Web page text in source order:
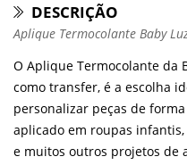
DESCRIÇÃO
Aplique Termocolante Baby
O Aplique Termocolante da
como transfer, é a escolha
personalizar peças de
aplicado em roupas
e muitos outros projetos de